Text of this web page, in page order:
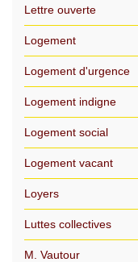
Lettre ouverte
Logement
Logement d'urgence
Logement indigne
Logement social
Logement vacant
Loyers
Luttes collectives
M. Vautour